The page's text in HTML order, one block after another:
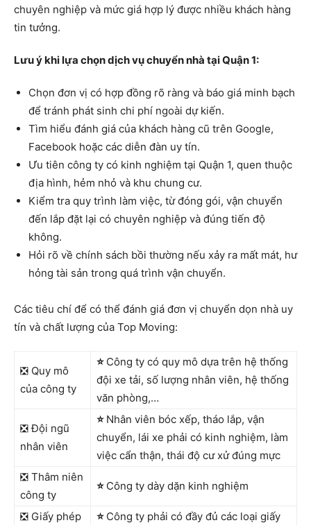
chuyên nghiệp và mức giá hợp lý được nhiều khách hàng
tin tưởng.
Lưu ý khi lựa chọn dịch vụ chuyển nhà tại Quận 1:
Chọn đơn vị có hợp đồng rõ ràng và báo giá minh bạch
để tránh phát sinh chi phí ngoài dự kiến.
Tìm hiểu đánh giá của khách hàng cũ trên Google,
Facebook hoặc các diễn đàn uy tín.
Ưu tiên công ty có kinh nghiệm tại Quận 1, quen thuộc
địa hình, hẻm nhỏ và khu chung cư.
Kiểm tra quy trình làm việc, từ đóng gói, vận chuyển
đến lắp đặt lại có chuyên nghiệp và đúng tiến độ
không.
Hỏi rõ về chính sách bồi thường nếu xảy ra mất mát, hư
hỏng tài sản trong quá trình vận chuyển.
Các tiêu chí để có thể đánh giá đơn vị chuyển dọn nhà uy
tín và chất lượng của Top Moving:
❎ Quy mô
của công ty
⭐ Công ty có quy mô dựa trên hệ thống
đội xe tải, số lượng nhân viên, hệ thống
văn phòng,…
❎ Đội ngũ
nhân viên
⭐ Nhân viên bóc xếp, tháo lắp, vận
chuyển, lái xe phải có kinh nghiệm, làm
việc cẩn thận, thái độ cư xử đúng mực
❎ Thâm niên
công ty
⭐ Công ty dày dặn kinh nghiệm
❎ Giấy phép
⭐ Công ty phải có đầy đủ các loại giấy